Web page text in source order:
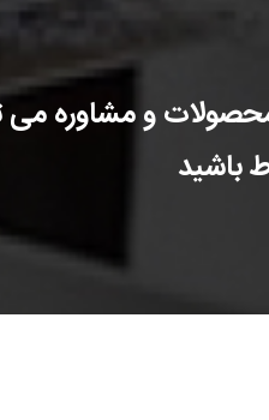
و مشاوره می
باشید